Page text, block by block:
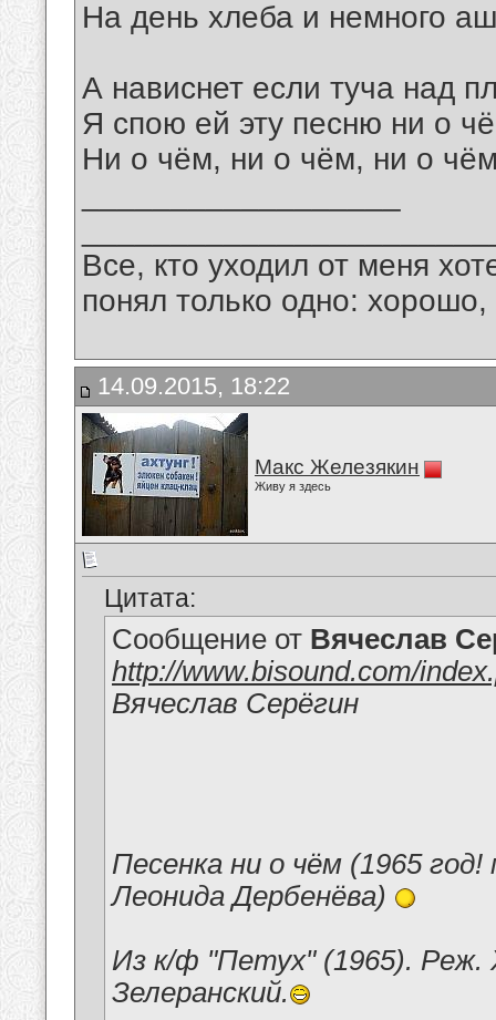
На день хлеба и немного
А нависнет если туча над
Я спою ей эту песню ни о
Ни о чём, ни о чём, ни о
Все, кто уходил от меня
понял только одно:
14.09.2015, 18:22
Макс Железякин
Живу я здесь
Цитата:
Сообщение от Вячеслав
http://www.bisound.com/
Вячеслав Серёгин
Песенка ни о чём (1965
Леонида Дербенёва)
Из к/ф "Петух" (1965). Реж.
Зелеранский.